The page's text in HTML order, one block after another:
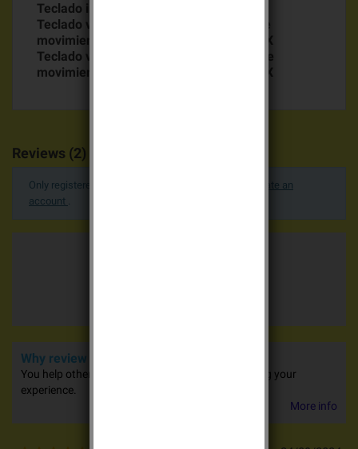
Teclado interior de comando SH630AX
Teclado vocal de interior con detector de
movimiento y lector de tarjetas SH640AX
Teclado vocal de exterior con detector de
movimiento y lector de tarjetas SH650AX
Reviews (2)
Only registered users can post a review.
Log in or create an
account .
Why review our products?
You help other people in their purchases by sharing your
experience.
More info